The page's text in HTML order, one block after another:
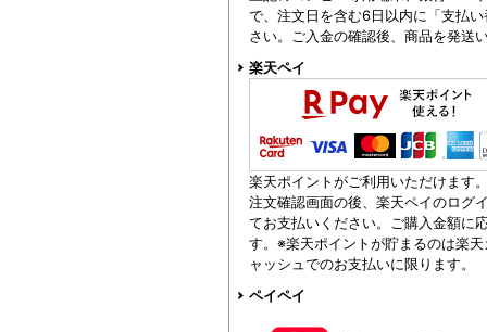
で、注文日を含む6日以内に「支払
さい。ご入金の確認後、商品を発送
楽天ペイ
楽天ポイントがご利用いただけます
注文確認画面の後、楽天ペイのログ
てお支払いください。ご購入金額に
す。※楽天ポイントが貯まるのは楽
ャッシュでのお支払いに限ります。
ペイペイ